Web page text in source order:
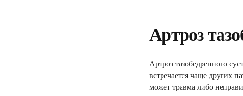
Артроз
Артроз тазобедренного
встречается чаще других
может травма либо